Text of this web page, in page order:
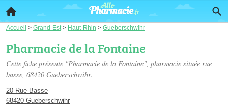
Accueil > Grand-Est > Haut-Rhin > Gueberschwihr
Pharmacie de la Fontaine
Cette fiche présente "Pharmacie de la Fontaine", pharmacie située rue
basse, 68420 Gueberschwihr.
20 Rue Basse
68420 Gueberschwihr